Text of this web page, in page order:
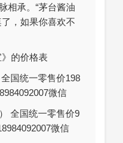
相承。“茅台酱油
，如果你喜欢不
》的价格表
国统一零售价198
微信
全国统一零售价9
微信